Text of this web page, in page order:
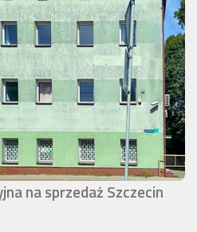
na sprzedaż Szczecin